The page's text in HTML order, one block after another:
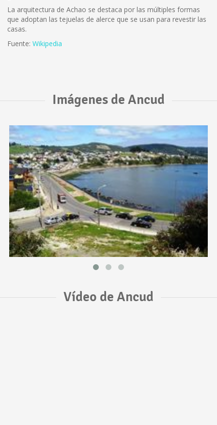
La arquitectura de Achao se destaca por las múltiples formas
que adoptan las tejuelas de alerce que se usan para revestir las
casas.
Fuente: Wikipedia
Imágenes de Ancud
Vídeo de Ancud